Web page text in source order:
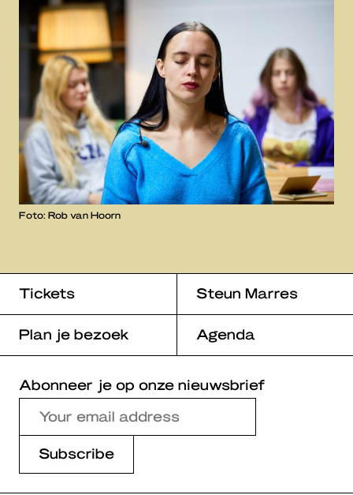
Foto: Rob van Hoorn
Tickets Steun Marres
Plan je bezoek Agenda
Abonneer je op onze nieuwsbrief